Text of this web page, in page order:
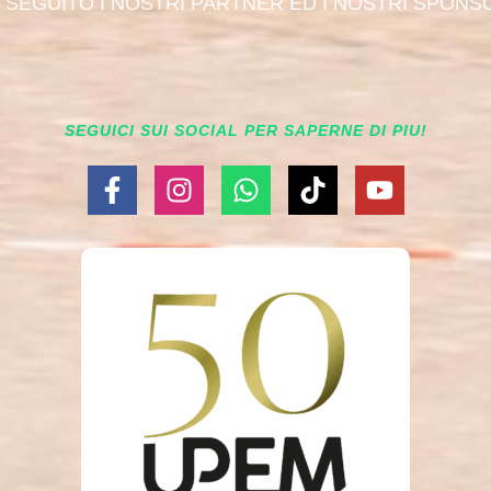
SEGUICI SUI SOCIAL PER SAPERNE DI PIU!